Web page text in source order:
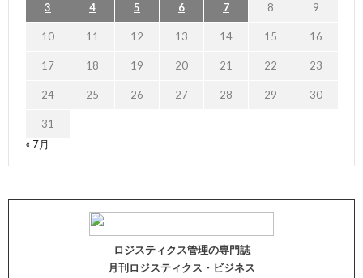
3 4 5 6 7 8 9
10 11 12 13 14 15 16
17 18 19 20 21 22 23
24 25 26 27 28 29 30
31
« 7月
ロジスティクス管理の専門誌
月刊ロジスティクス・ビジネス